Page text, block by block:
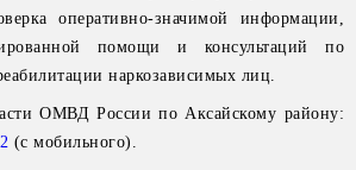
оперативно-значимой информации,
помощи и консультаций по
наркозависимых лиц.
ОМВД России по Аксайскому району:
(с мобильного).